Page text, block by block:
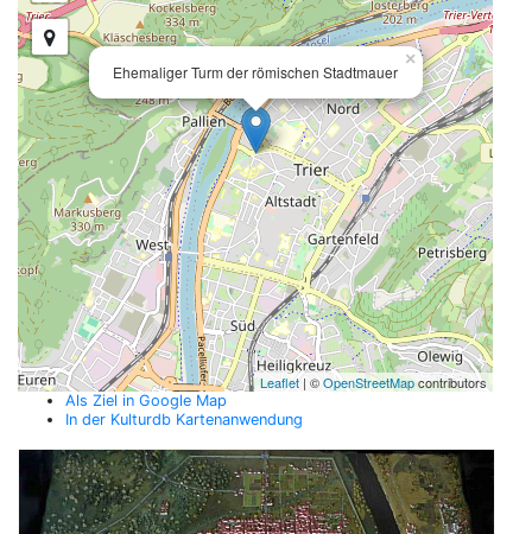
Ehemaliger Turm der römischen Stadtmauer
×
Leaflet| ©OpenStreetMapcontributors
Als Ziel in Google Map
In der Kulturdb Kartenanwendung